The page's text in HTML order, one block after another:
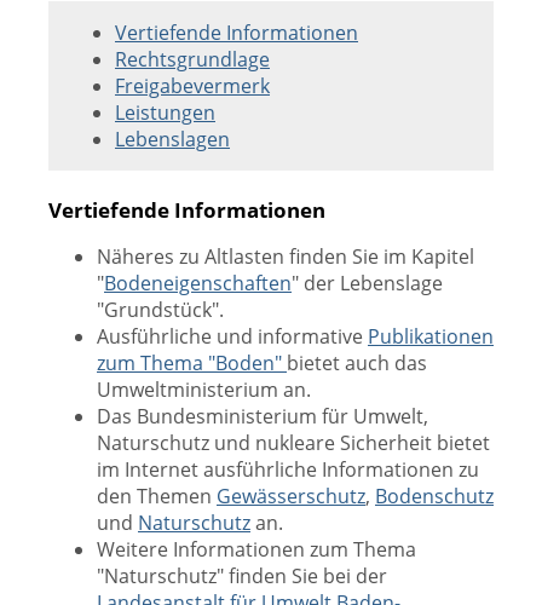
Vertiefende Informationen
Rechtsgrundlage
Freigabevermerk
Leistungen
Lebenslagen
Vertiefende Informationen
Näheres zu Altlasten finden Sie im Kapitel
"Bodeneigenschaften" der Lebenslage
"Grundstück".
Ausführliche und informative Publikationen
zum Thema "Boden" bietet auch das
Umweltministerium an.
Das Bundesministerium für Umwelt,
Naturschutz und nukleare Sicherheit bietet
im Internet ausführliche Informationen zu
den Themen Gewässerschutz, Bodenschutz
und Naturschutzan.
Weitere Informationen zum Thema
"Naturschutz" finden Sie bei der